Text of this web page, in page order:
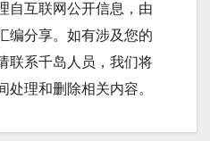
自互联网公开信息，由
编分享。如有涉及您的
联系千岛人员，我们将
处理和删除相关内容。